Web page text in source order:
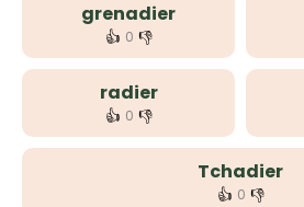
grenadier
👍 0 👎
radier
👍 0 👎
Tchadier
👍 0 👎